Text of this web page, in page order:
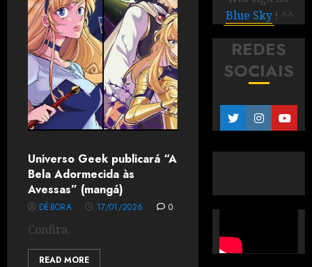
Universo Geek publicará “A
Bela Adormecida às
Avessas” (mangá)
DÉBORA 17/01/2026 0
Confira.
READ MORE
Blue Sky ! ^^
REDES
SOCIAIS